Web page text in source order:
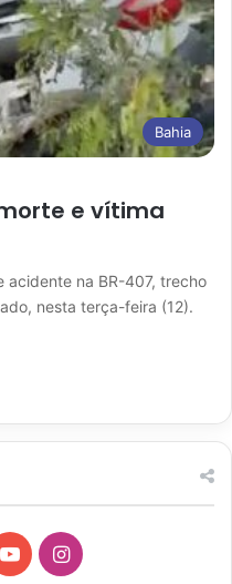
Bahia
e vítima
acidente na BR-407, trecho
nesta terça-feira (12).
YouTubeInstagram